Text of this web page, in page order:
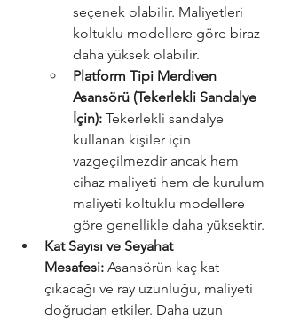
seçenek olabilir. Maliyetleri
koltuklu modellere göre biraz
daha yüksek olabilir.
Platform Tipi Merdiven
Asansörü (Tekerlekli Sandalye
İçin): Tekerlekli sandalye
kullanan kişiler için
vazgeçilmezdir ancak hem
cihaz maliyeti hem de kurulum
maliyeti koltuklu modellere
göre genellikle daha yüksektir.
Kat Sayısı ve Seyahat
Mesafesi: Asansörün kaç kat
çıkacağı ve ray uzunluğu, maliyeti
doğrudan etkiler. Daha uzun